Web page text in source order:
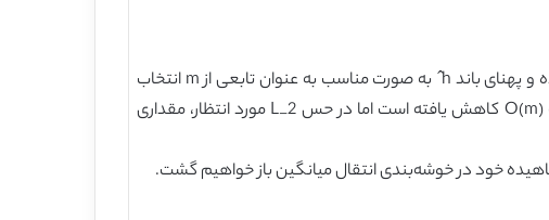
معنی این قضیه بسیار سرراست است: دو KDE، f و f ̂ (مطابق انتظار) نزدیک خواهند بود اگر m به اندازه کافی بزرگ بوده و پهنای باند h ̂ به صورت مناسب به عنوان تابعی از m انتخاب
شده باشد. این دقیقاً همان چیزی است که در نمایش تراکم به دنبال آن می‌باشیم: پیچیدگی توصیف KDE از O(n) به O(m) کاهش یافته است اما در حس L_2 مورد انتظار، مقداری